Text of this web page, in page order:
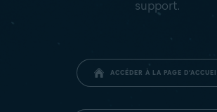
support.
ACCÉDER À LA PAGE